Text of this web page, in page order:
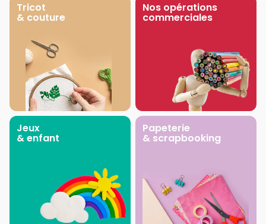
Tricot
& couture
Nos opérations
commerciales
Jeux
& enfant
Papeterie
& scrapbooking